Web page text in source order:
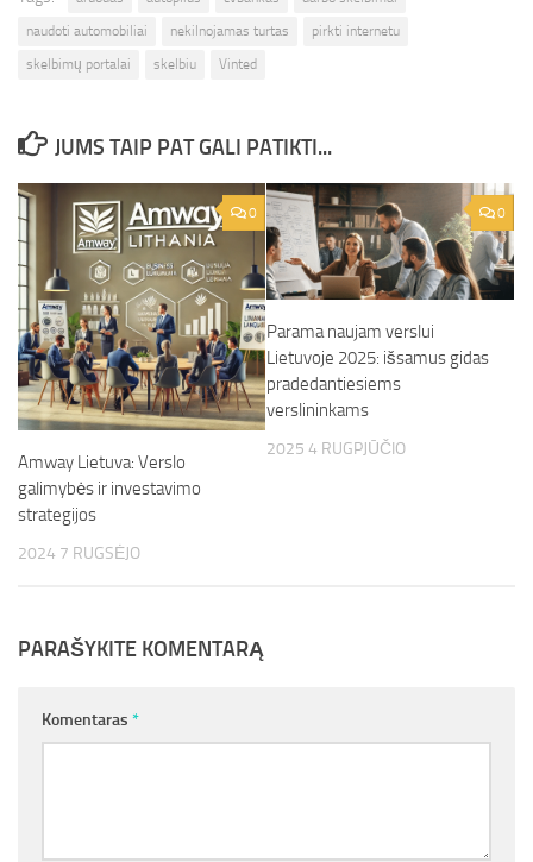
naudoti automobiliai
nekilnojamas turtas
pirkti internetu
skelbimų portalai
skelbiu Vinted
JUMS TAIP PAT GALI PATIKTI...
0
Amway Lietuva: Verslo
galimybės ir investavimo
strategijos
2024 7 RUGSĖJO
0
Parama naujam verslui
Lietuvoje 2025: išsamus gidas
pradedantiesiems
verslininkams
2025 4 RUGPJŪČIO
PARAŠYKITE KOMENTARĄ
Komentaras *